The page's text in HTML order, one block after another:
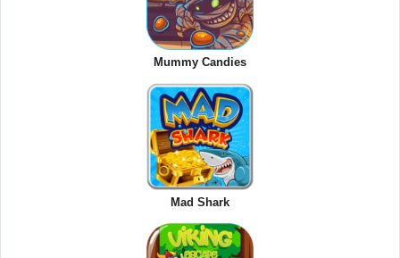
Mummy Candies
Mad Shark